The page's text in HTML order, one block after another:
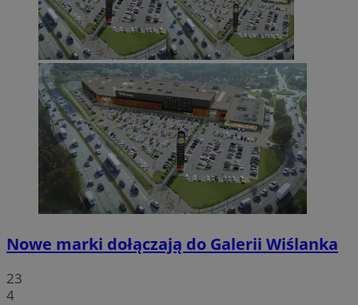
Nowe marki dołączają do Galerii Wiślanka
23
4